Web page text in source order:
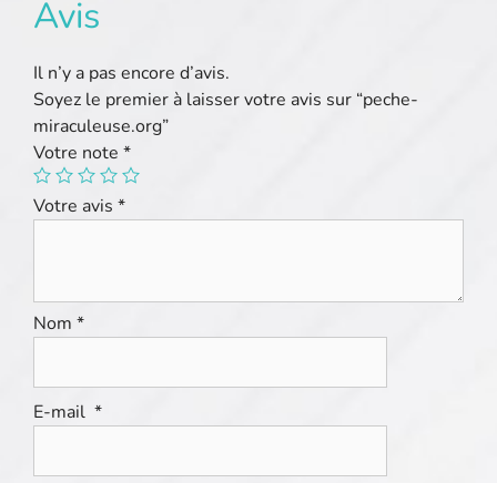
Avis
Il n’y a pas encore d’avis.
Soyez le premier à laisser votre avis sur “peche-
miraculeuse.org”
Votre note *
Votre avis *
Nom *
E-mail *